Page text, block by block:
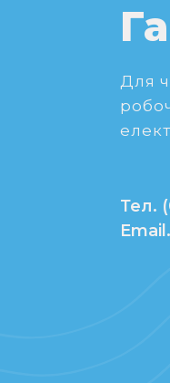
Для
Тел.